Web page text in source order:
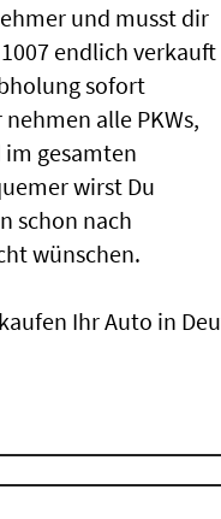
und musst dir
endlich verkauft
sofort
alle PKWs,
gesamten
wirst Du
schon nach
wünschen.
Ihr Auto in